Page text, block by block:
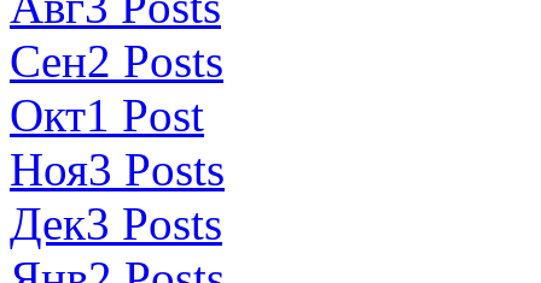
Сен2 Posts
Окт1 Post
Ноя3 Posts
Дек3 Posts